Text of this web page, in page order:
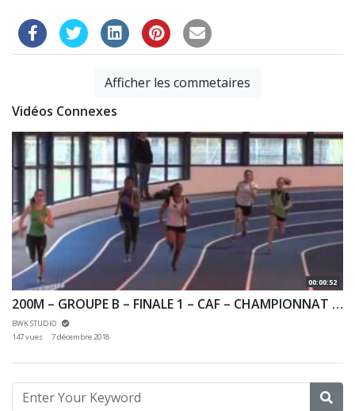
Afficher les commetaires
Vidéos Connexes
00:00:52
200M – GROUPE B – FINALE 1 – CAF – CHAMPIONNAT 92 & 78 INDOOR 02/12/2018 – EAUBONNE
BWK STUDIO
147 vues
7 décembre 2018